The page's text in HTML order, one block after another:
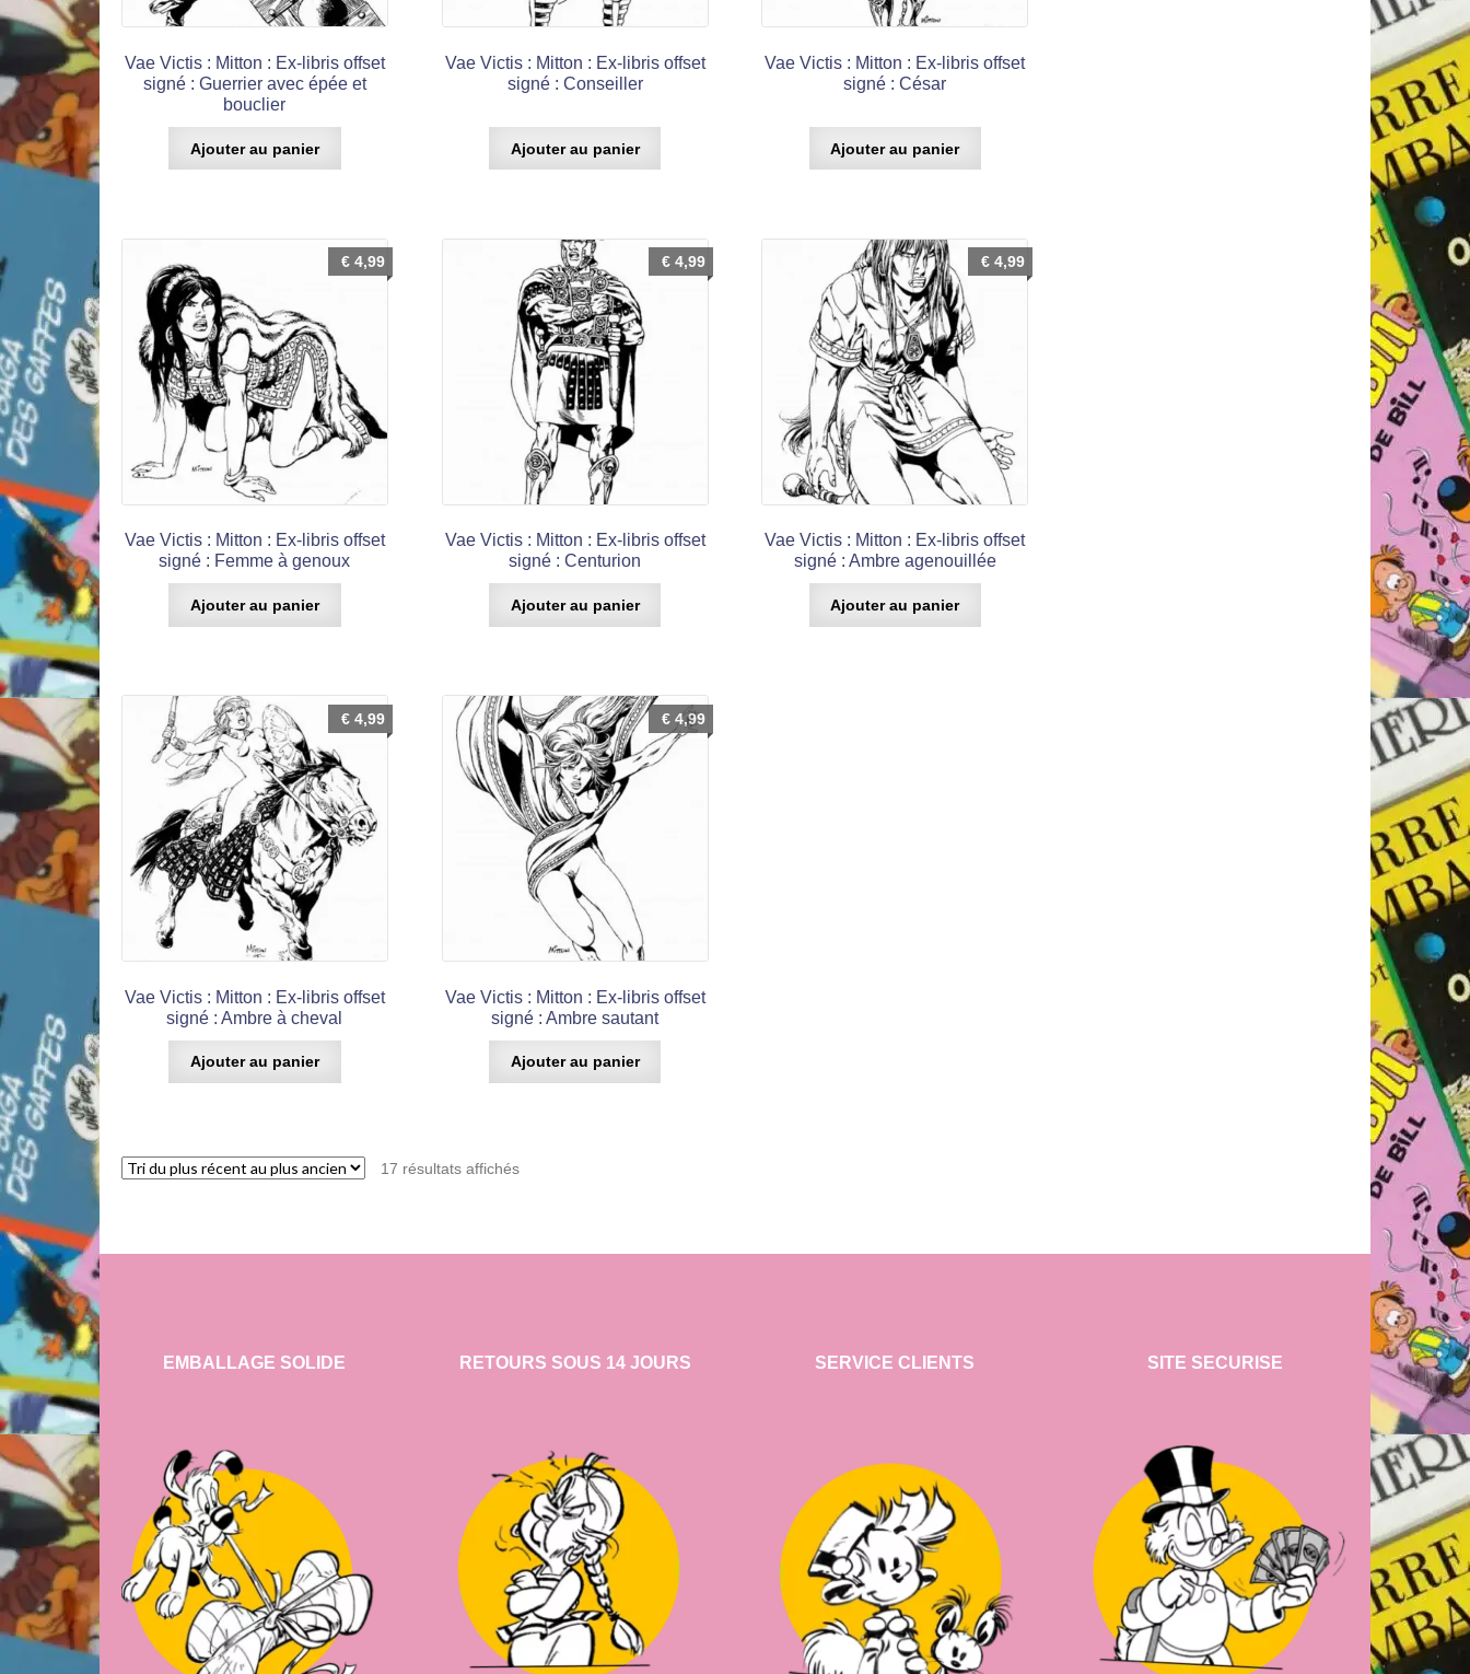
Vae Victis : Mitton : Ex-libris offset
signé : Guerrier avec épée et
bouclier
Ajouter au panier
Vae Victis : Mitton : Ex-libris offset
signé : Conseiller
Ajouter au panier
Vae Victis : Mitton : Ex-libris offset
signé : César
Ajouter au panier
Vae Victis : Mitton : Ex-libris offset
signé : Femme à genoux
€4,99
Ajouter au panier
Vae Victis : Mitton : Ex-libris offset
signé : Centurion
€4,99
Ajouter au panier
Vae Victis : Mitton : Ex-libris offset
signé : Ambre agenouillée
€ 4,99
Ajouter au panier
Vae Victis : Mitton : Ex-libris offset
signé : Ambre à cheval
€4,99
Ajouter au panier
Vae Victis : Mitton : Ex-libris offset
signé : Ambre sautant
€4,99
Ajouter au panier
17 résultats affichésTrié
EMBALLAGE SOLIDE RETOURS SOUS 14 JOURS SERVICE CLIENTS SITE SECURISE